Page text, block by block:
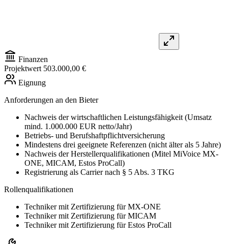
Finanzen
Projektwert 503.000,00 €
Eignung
Anforderungen an den Bieter
Nachweis der wirtschaftlichen Leistungsfähigkeit (Umsatz
mind. 1.000.000 EUR netto/Jahr)
Betriebs- und Berufshaftpflichtversicherung
Mindestens drei geeignete Referenzen (nicht älter als 5 Jahre)
Nachweis der Herstellerqualifikationen (Mitel MiVoice MX-
ONE, MICAM, Estos ProCall)
Registrierung als Carrier nach § 5 Abs. 3 TKG
Rollenqualifikationen
Techniker mit Zertifizierung für MX-ONE
Techniker mit Zertifizierung für MICAM
Techniker mit Zertifizierung für Estos ProCall